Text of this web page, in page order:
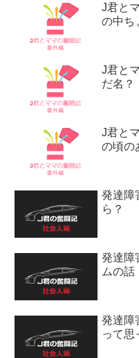
J君と
の中ち
J君と
だ名？
J君と
の頃の
発達
ら？
発達障
ムの話
発達障
って思